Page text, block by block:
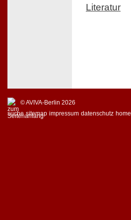
Literatur
© AVIVA-Berlin 2026
suche sitemap impressum datenschutz home